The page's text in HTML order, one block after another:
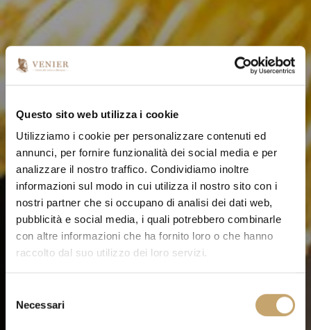
Questo sito web utilizza i cookie
Utilizziamo i cookie per personalizzare contenuti ed
annunci, per fornire funzionalità dei social media e per
analizzare il nostro traffico. Condividiamo inoltre
informazioni sul modo in cui utilizza il nostro sito con i
nostri partner che si occupano di analisi dei dati web,
pubblicità e social media, i quali potrebbero combinarle
con altre informazioni che ha fornito loro o che hanno
raccolto dal suo utilizzo dei loro servizi.
Necessari